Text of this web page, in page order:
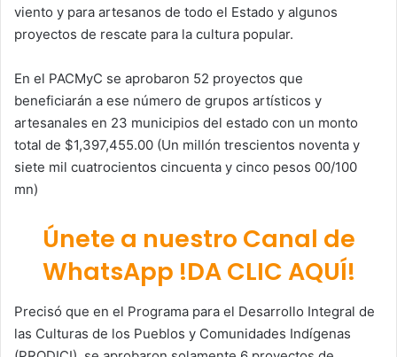
viento y para artesanos de todo el Estado y algunos
proyectos de rescate para la cultura popular.
En el PACMyC se aprobaron 52 proyectos que
beneficiarán a ese número de grupos artísticos y
artesanales en 23 municipios del estado con un monto
total de $1,397,455.00 (Un millón trescientos noventa y
siete mil cuatrocientos cincuenta y cinco pesos 00/100
mn)
Únete a nuestro Canal de
WhatsApp !DA CLIC AQUÍ!
Precisó que en el Programa para el Desarrollo Integral de
las Culturas de los Pueblos y Comunidades Indígenas